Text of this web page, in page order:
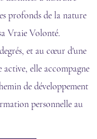
profonds de la nature
Vraie Volonté.
et au cœur d'une
elle accompagne
de développement
personnelle au